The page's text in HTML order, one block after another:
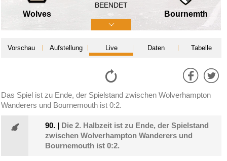
Wolves
BEENDET
Bournemth
Vorschau Aufstellung Live Daten Tabelle
Das Spiel ist zu Ende, der Spielstand zwischen Wolverhampton
Wanderers und Bournemouth ist 0:2.
90. | Die 2. Halbzeit ist zu Ende, der Spielstand
zwischen Wolverhampton Wanderers und
Bournemouth ist 0:2.